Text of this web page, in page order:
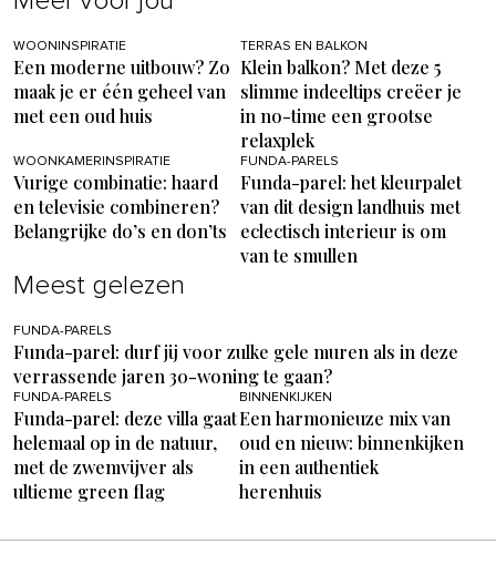
WOONINSPIRATIE
Een moderne uitbouw? Zo
maak je er één geheel van
met een oud huis
TERRAS EN BALKON
Klein balkon? Met deze 5
slimme indeeltips creëer je
in no-time een grootse
relaxplek
WOONKAMERINSPIRATIE
Vurige combinatie: haard
en televisie combineren?
Belangrijke do’s en don’ts
FUNDA-PARELS
Funda-parel: het kleurpalet
van dit design landhuis met
eclectisch interieur is om
van te smullen
Meest gelezen
FUNDA-PARELS
Funda-parel: durf jij voor zulke gele muren als in deze
verrassende jaren 30-woning te gaan?
FUNDA-PARELS
Funda-parel: deze villa gaat
helemaal op in de natuur,
met de zwemvijver als
ultieme green flag
BINNENKIJKEN
Een harmonieuze mix van
oud en nieuw: binnenkijken
in een authentiek
herenhuis